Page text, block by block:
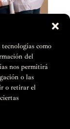
como
del
nos permitirá
o las
o retirar el